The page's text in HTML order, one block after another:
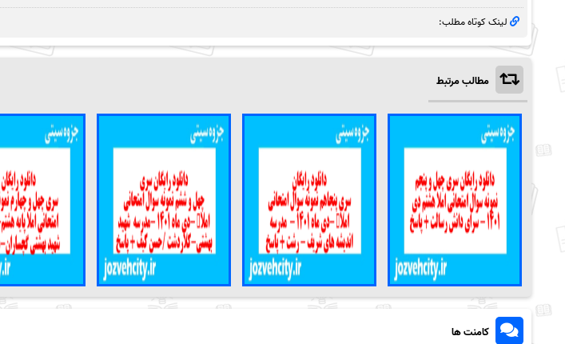
لینک کوتاه مطلب:
مطالب مرتبط
کامنت ها